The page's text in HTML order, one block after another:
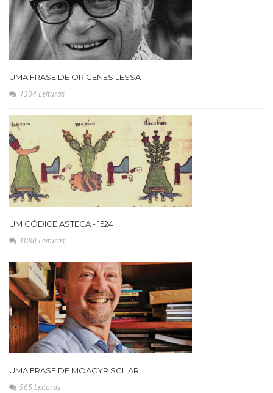
UMA FRASE DE ORIGENES LESSA
1304 Leituras
UM CÓDICE ASTECA - 1524
1080 Leituras
UMA FRASE DE MOACYR SCLIAR
965 Leituras